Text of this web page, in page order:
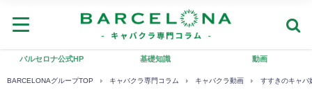
バルセロナ公式HP 基礎知識 動画
BARCELONAグループTOP キャバクラ専門コラム キャバクラ動画 すすきのキャバ